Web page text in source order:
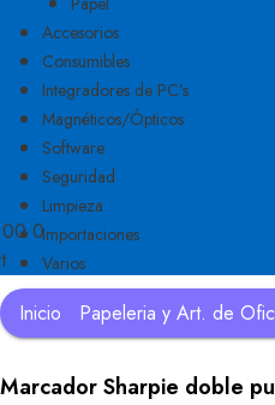
Accesorios
Consumibles
Integradores de PC’s
Magnéticos/Ópticos
Software
Seguridad
Limpieza
Importaciones
Varios
0
Inicio
Papeleria y Art. de
Marcador Sharpie doble